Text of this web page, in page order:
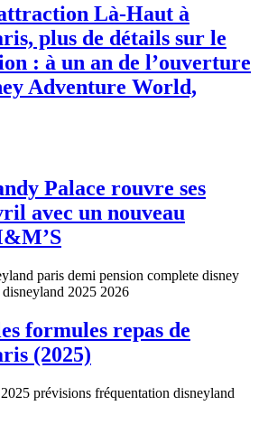
Là-Haut à
plus de détails sur le
: à un an de l’ouverture
Adventure World,
Palace rouvre ses
avec un nouveau
formules repas de
(2025)